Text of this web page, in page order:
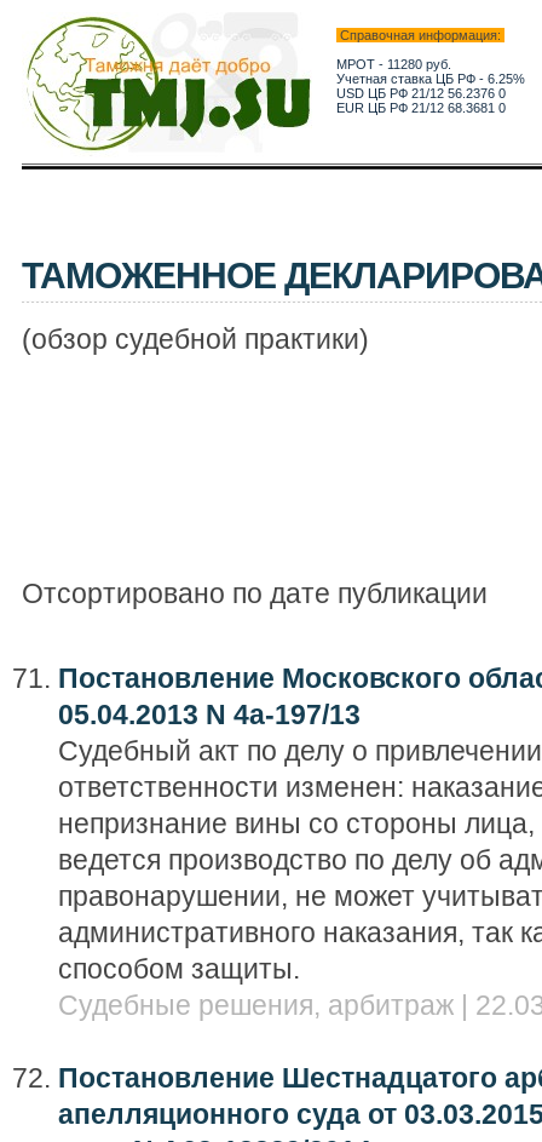
Справочная информация:
МРОТ - 11280 руб.
Учетная ставка ЦБ РФ - 6.25%
USD ЦБ РФ 21/12 56.2376 0
EUR ЦБ РФ 21/12 68.3681 0
ТАМОЖЕННОЕ
(обзор судебной практики)
Отсортировано по дате публикации
Постановление Московского
05.04.2013 N 4а-197/13
Судебный акт по делу о
ответственности изменен:
непризнание вины со стороны лица,
ведется производство по делу об
правонарушении, не может
административного наказания, так
способом защиты.
Судебные решения, арбитраж |
Постановление Шестнадцатого
апелляционного суда от